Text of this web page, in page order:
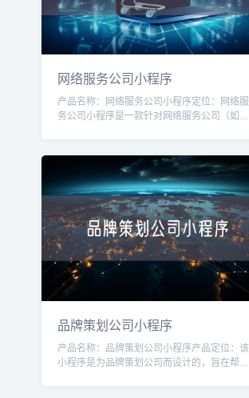
网络服务公司小程序
产品名称：网络服务公司小程序定位：网络服
务公司小程序是一款针对网络服务公司（如互
品牌策划公司小程序
产品名称：品牌策划公司小程序产品定位：该
小程序是为品牌策划公司而设计的，旨在帮助